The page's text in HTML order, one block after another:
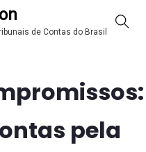
de Contas do Brasil
pela